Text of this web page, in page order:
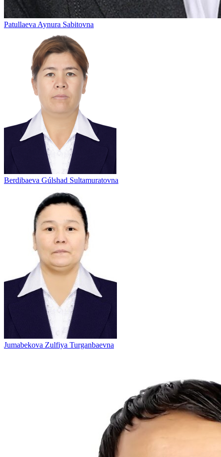
Patullaeva Aynura Sabitovna
Berdibaeva Gúlshad Sultamuratovna
Jumabekova Zulfiya Turganbaevna